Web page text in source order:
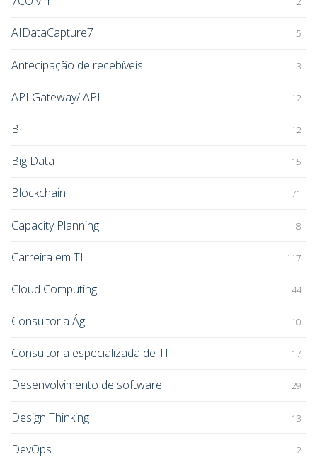
AIDataCapture7 5
Antecipação de recebíveis 3
API Gateway/ API 12
BI 12
Big Data 15
Blockchain 71
Capacity Planning 8
Carreira em TI 117
Cloud Computing 44
Consultoria Ágil 10
Consultoria especializada de TI 17
Desenvolvimento de software 29
Design Thinking 13
DevOps 2